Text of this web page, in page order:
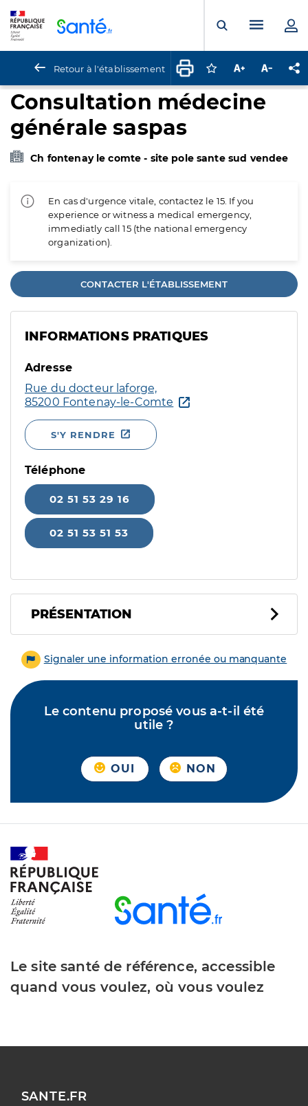
Ouvrir laMenu
Retour à l'établissement Connectez-vous
Augmenter la
Consultation médecine
générale saspas
Ch fontenay le comte - site pole sante sud vendee
En cas d'urgence vitale, contactez le 15. If you
experience or witness a medical emergency,
immediatly call 15 (the national emergency
organization).
CONTACTER L'ÉTABLISSEMENT
INFORMATIONS PRATIQUES
Adresse
Rue du docteur laforge,
85200 Fontenay-le-Comte
S'Y RENDRE
Téléphone
02 51 53 29 16
02 51 53 51 53
PRÉSENTATION
Signaler une information erronée ou manquante
Le contenu proposé vous a-t-il été
utile ?
OUI NON
Le site santé de référence, accessible
quand vous voulez, où vous voulez
SANTE.FR